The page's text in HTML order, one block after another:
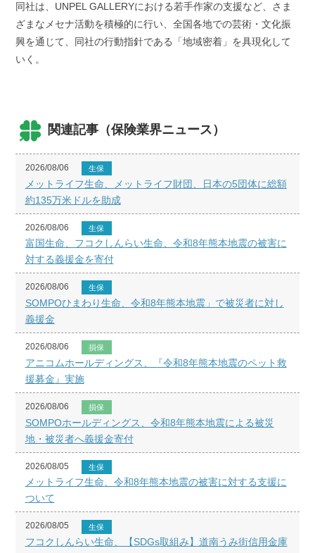
同社は、UNPEL GALLERYにおける若手作家の支援など、さま
ざまなメセナ活動を積極的に行い、全国各地での芸術・文化振
興を通じて、同社の行動指針である「地域密着」を具現化して
いく。
関連記事（保険業界ニュース）
2026/08/06 生保
メットライフ生命、メットライフ財団、日本の5団体に総額
約135万米ドルを助成
2026/08/06 生保
富国生命、フコクしんらい生命、令和8年熊本地震の被害に
対する義援金を寄付
2026/08/06 生保
SOMPOひまわり生命、令和8年熊本地震」で被災者に対し
義援金
2026/08/06 損保
アニコムホールディングス、『令和8年熊本地震のペット救
援募金』実施
2026/08/06 損保
SOMPOホールディングス、令和8年熊本地震による被災
地・被災者へ義援金寄付
2026/08/05 生保
メットライフ生命、令和8年熊本地震の被害に対する支援に
ついて
2026/08/05 生保
フコクしんらい生命、【SDGs取組み】道南うみ街信用金庫